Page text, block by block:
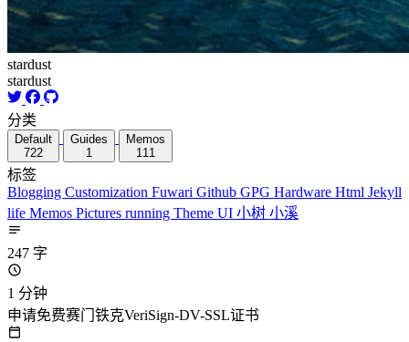
stardust
stardust
分类
Default
722
Guides
1
Memos
111
标签
Blogging Customization Fuwari Github GPG Hardware Html Jekyll
life Memos Pictures running Theme UI 小树 小溪
247 字
1 分钟
申请免费赛门铁克VeriSign-DV-SSL证书